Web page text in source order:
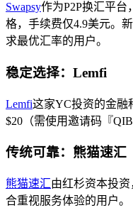
Swapsy作为P2P换汇平台
格，手续费仅4.9美元。
求最优汇率的用户。
稳定选择：Lemfi
Lemfi这家YC投资的金融
$20（需使用邀请码『
传统可靠：熊猫速汇
熊猫速汇由红杉资本投
合重视服务体验的用户。